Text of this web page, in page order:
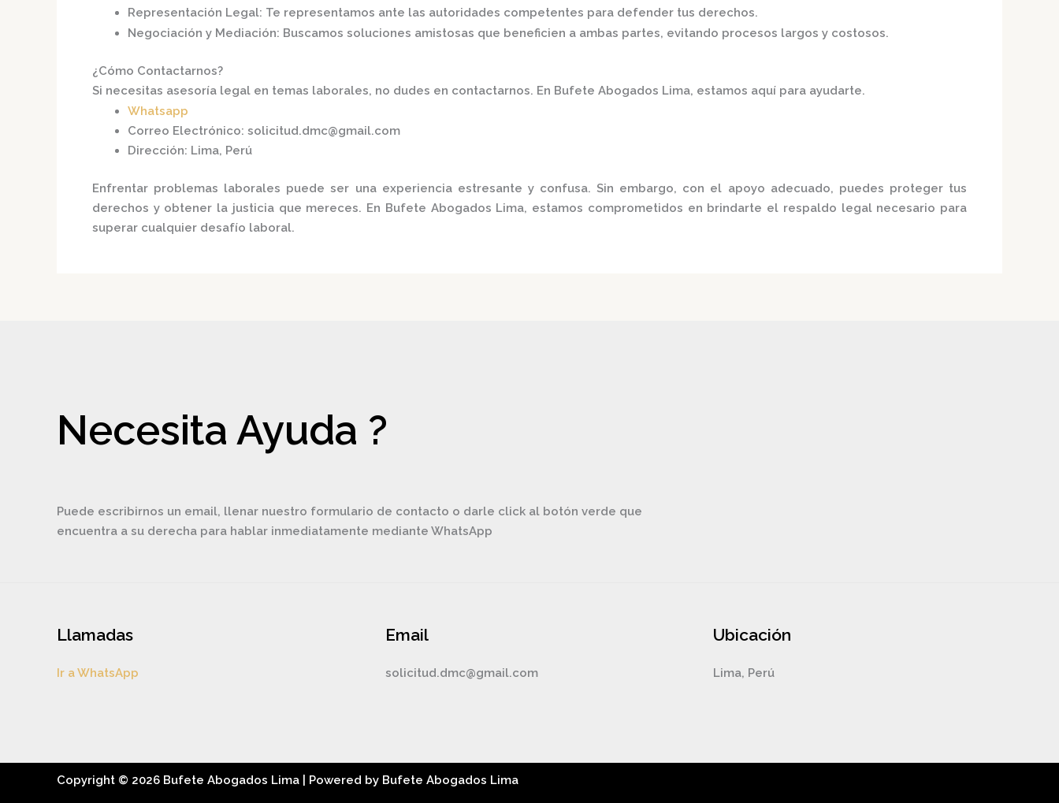
Representación Legal: Te representamos ante las autoridades competentes para defender tus derechos.
Negociación y Mediación: Buscamos soluciones amistosas que beneficien a ambas partes, evitando procesos largos y costosos.
¿Cómo Contactarnos?
Si necesitas asesoría legal en temas laborales, no dudes en contactarnos. En Bufete Abogados Lima, estamos aquí para ayudarte.
Whatsapp
Correo Electrónico: solicitud.dmc@gmail.com
Dirección: Lima, Perú
Enfrentar problemas laborales puede ser una experiencia estresante y confusa. Sin embargo, con el apoyo adecuado, puedes proteger tus
derechos y obtener la justicia que mereces. En Bufete Abogados Lima, estamos comprometidos en brindarte el respaldo legal necesario para
superar cualquier desafío laboral.
Necesita Ayuda ?
Puede escribirnos un email, llenar nuestro formulario de contacto o darle click al botón verde que
encuentra a su derecha para hablar inmediatamente mediante WhatsApp
Llamadas
Ir a WhatsApp
Email
solicitud.dmc@gmail.com
Ubicación
Lima, Perú
Copyright © 2026 Bufete Abogados Lima | Powered by Bufete Abogados Lima